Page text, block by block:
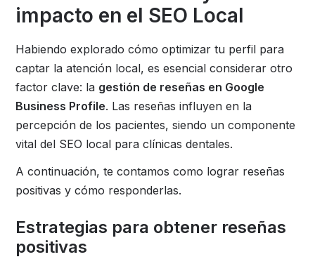
impacto en el SEO Local
Habiendo explorado cómo optimizar tu perfil para
captar la atención local, es esencial considerar otro
factor clave: la gestión de reseñas en Google
Business Profile. Las reseñas influyen en la
percepción de los pacientes, siendo un componente
vital del SEO local para clínicas dentales.
A continuación, te contamos como lograr reseñas
positivas y cómo responderlas.
Estrategias para obtener reseñas
positivas